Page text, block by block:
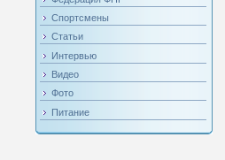
Спортсмены
Статьи
Интервью
Видео
Фото
Питание